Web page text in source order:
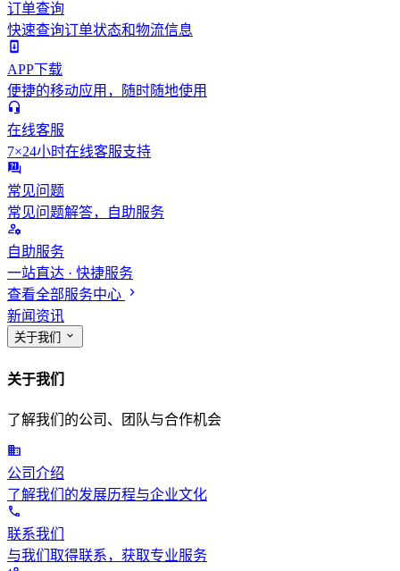
订单查询
快速查询订单状态和物流信息
APP下载
便捷的移动应用，随时随地使用
在线客服
7×24小时在线客服支持
常见问题
常见问题解答，自助服务
自助服务
一站直达 · 快捷服务
查看全部服务中心
新闻资讯
关于我们
关于我们
了解我们的公司、团队与合作机会
公司介绍
了解我们的发展历程与企业文化
联系我们
与我们取得联系，获取专业服务